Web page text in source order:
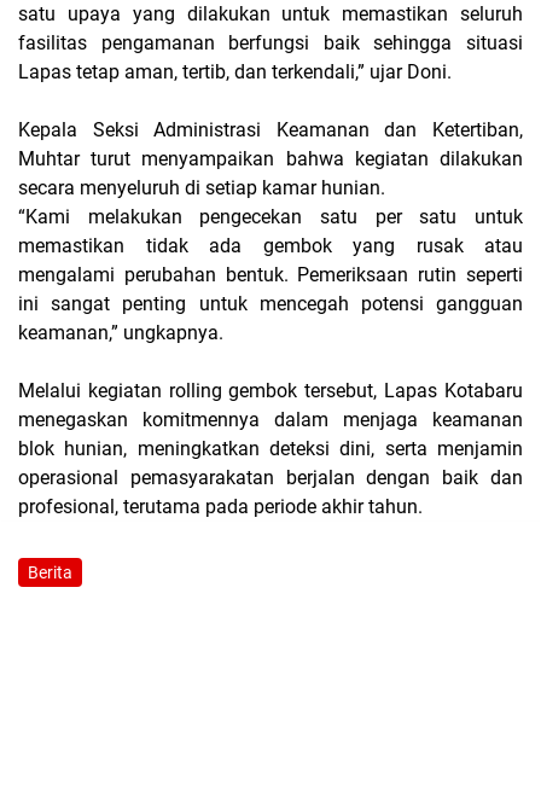
satu upaya yang dilakukan untuk memastikan seluruh
fasilitas pengamanan berfungsi baik sehingga situasi
Lapas tetap aman, tertib, dan terkendali,” ujar Doni.
Kepala Seksi Administrasi Keamanan dan Ketertiban,
Muhtar turut menyampaikan bahwa kegiatan dilakukan
secara menyeluruh di setiap kamar hunian.
“Kami melakukan pengecekan satu per satu untuk
memastikan tidak ada gembok yang rusak atau
mengalami perubahan bentuk. Pemeriksaan rutin seperti
ini sangat penting untuk mencegah potensi gangguan
keamanan,” ungkapnya.
Melalui kegiatan rolling gembok tersebut, Lapas Kotabaru
menegaskan komitmennya dalam menjaga keamanan
blok hunian, meningkatkan deteksi dini, serta menjamin
operasional pemasyarakatan berjalan dengan baik dan
profesional, terutama pada periode akhir tahun.
Berita